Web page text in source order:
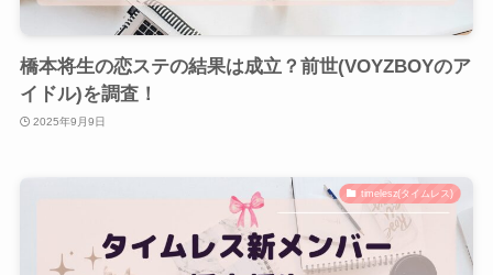
橋本将生の恋ステの結果は成立？前世(VOYZBOYのア
イドル)を調査！
2025年9月9日
timelesz(タイムレス)